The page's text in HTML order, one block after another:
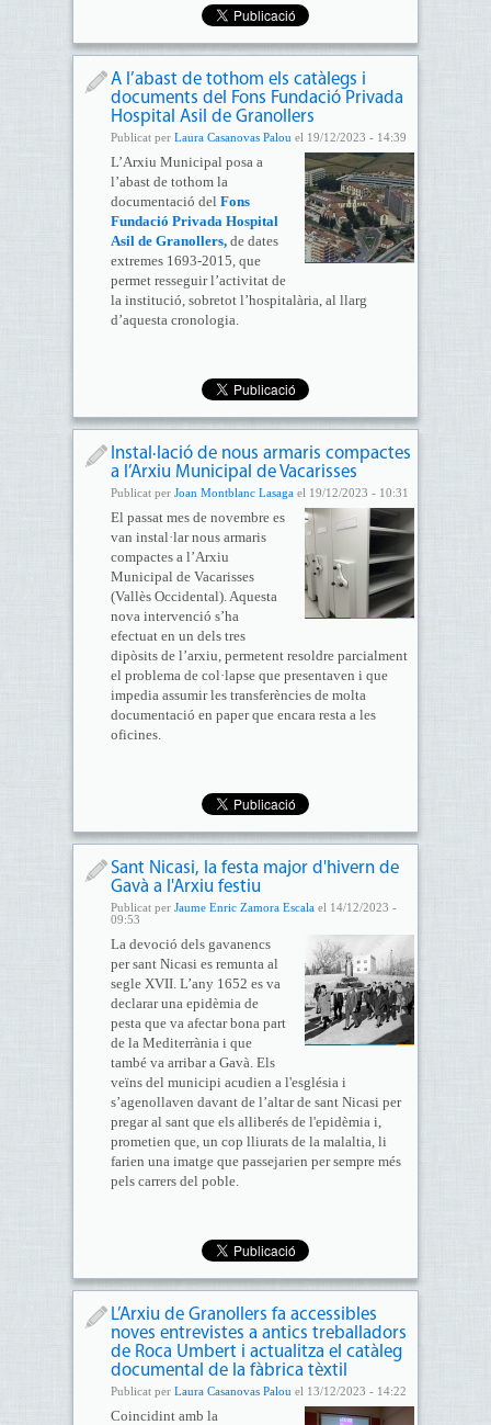
A l’abast de tothom els catàlegs i
documents del Fons Fundació Privada
Hospital Asil de Granollers
Publicat per Laura Casanovas Palou el 19/12/2023 - 14:39
L’Arxiu Municipal posa a
l’abast de tothom la
documentació del Fons
Fundació Privada Hospital
Asil de Granollers,de dates
extremes 1693-2015, que
permet resseguir l’activitat de
la institució, sobretot l’hospitalària, al llarg
d’aquesta cronologia.
Instal·lació de nous armaris compactes
a l’Arxiu Municipal de Vacarisses
Publicat per Joan Montblanc Lasagael 19/12/2023 - 10:31
El passat mes de novembre es
van instal·lar nous armaris
compactes a l’Arxiu
Municipal de Vacarisses
(Vallès Occidental). Aquesta
nova intervenció s’ha
efectuat en un dels tres
dipòsits de l’arxiu, permetent resoldre parcialment
el problema de col·lapse que presentaven i que
impedia assumir les transferències de molta
documentació en paper que encara resta a les
oficines.
Sant Nicasi, la festa major d'hivern de
Gavà a l'Arxiu festiu
Publicat per Jaume Enric Zamora Escalael 14/12/2023 -
09:53
La devoció dels gavanencs
per sant Nicasi es remunta al
segle XVII. L’any 1652 es va
declarar una epidèmia de
pesta que va afectar bona part
de la Mediterrània i que
també va arribar a Gavà. Els
veïns del municipi acudien a l'església i
s’agenollaven davant de l’altar de sant Nicasi per
pregar al sant que els alliberés de l'epidèmia i,
prometien que, un cop lliurats de la malaltia, li
farien una imatge que passejarien per sempre més
pels carrers del poble.
L’Arxiu de Granollers fa accessibles
noves entrevistes a antics treballadors
de Roca Umbert i actualitza el catàleg
documental de la fàbrica tèxtil
Publicat per Laura Casanovas Palou el 13/12/2023 - 14:22
Coincidint amb la